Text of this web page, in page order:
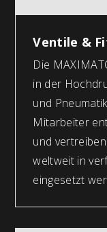
Ventile &
Die
in der
und
Mitarbeiter
und
weltweit in
eingesetzt